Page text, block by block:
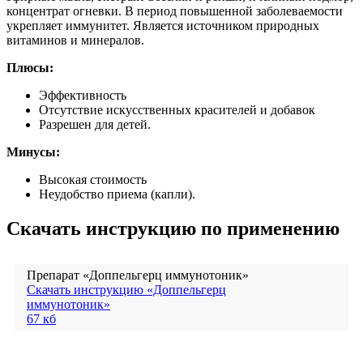
концентрат огневки. В период повышенной заболеваемости
укрепляет иммунитет. Является источником природных
витаминов и минералов.
Плюсы:
Эффективность
Отсутствие искусственных красителей и добавок
Разрешен для детей.
Минусы:
Высокая стоимость
Неудобство приема (капли).
Скачать инструкцию по применению
Препарат «Доппельгерц иммунотоник»
Скачать инструкцию «Доппельгерц
иммунотоник»
67 кб